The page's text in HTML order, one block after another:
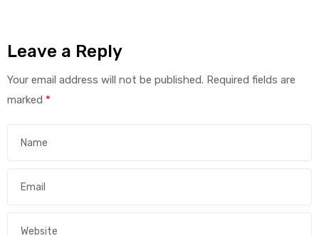
Leave a Reply
Your email address will not be published. Required fields are
marked *